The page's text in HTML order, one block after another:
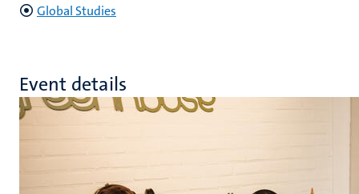
Global Studies
Event details